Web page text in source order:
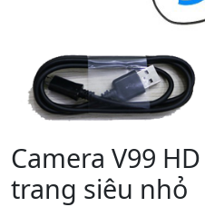
Camera V99
trang siêu nhỏ